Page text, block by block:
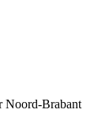
Noord-Brabant